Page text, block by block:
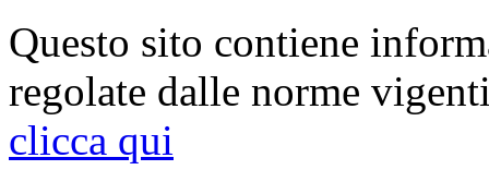
Questo sito contiene
regolate dalle norme
clicca qui